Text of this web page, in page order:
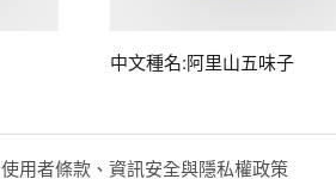
中文種名:阿里山五味子
使用者條款、資訊安全與隱私權政策